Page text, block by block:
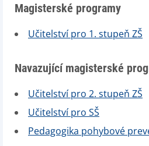
Magisterské programy
Učitelství pro 1. stupeň ZŠ
Navazující magisterské
Učitelství pro 2. stupeň ZŠ
Učitelství pro SŠ
Pedagogika pohybové